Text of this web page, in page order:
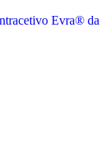
Evra® da